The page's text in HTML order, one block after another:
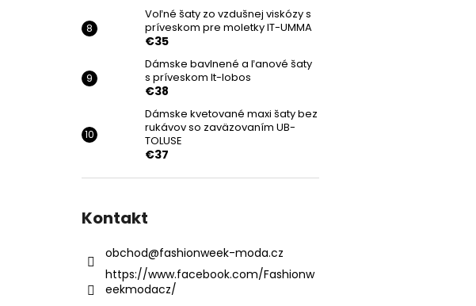
Voľné šaty zo vzdušnej viskózy s
príveskom pre moletky IT-UMMA
€35
Dámske bavlnené a ľanové šaty
s príveskom It-lobos
€38
Dámske kvetované maxi šaty bez
rukávov so zaväzovaním UB-
TOLUSE
€37
Kontakt
obchod@fashionweek-moda.cz
https://www.facebook.com/Fashionw
eekmodacz/